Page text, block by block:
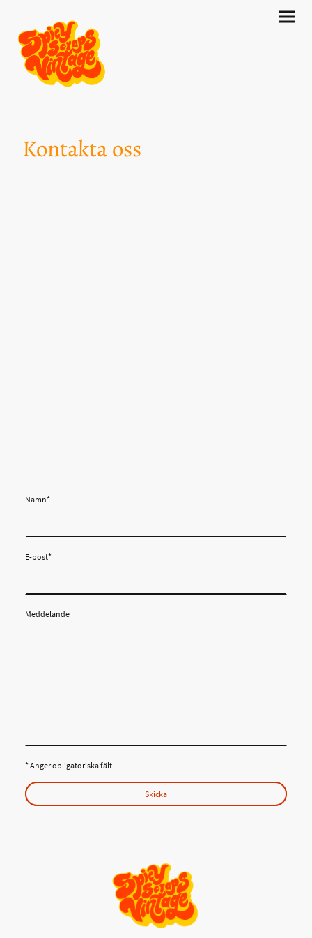
Kontakta oss
Namn*
E-post*
Meddelande
* Anger obligatoriska fält
Skicka